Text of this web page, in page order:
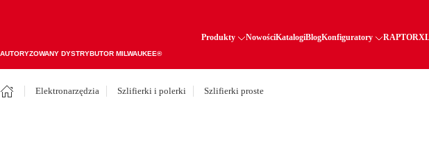
AUTORYZOWANY DYSTRYBUTOR MILWAUKEE®
Produkty NowościKatalogiBlogKonfiguratory
Elektronarzędzia Szlifierki i polerki Szlifierki proste